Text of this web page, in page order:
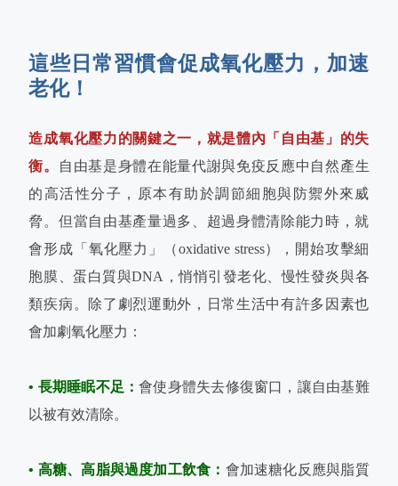
這些日常習慣會促成氧化壓力，加速
老化！
造成氧化壓力的關鍵之一，就是體內「自由基」的失
衡。
自由基是身體在能量代謝與免疫反應中自然產生
的高活性分子，原本有助於調節細胞與防禦外來威
脅。但當自由基產量過多、超過身體清除能力時，就
會形成「氧化壓力」（oxidative stress），開始攻擊細
胞膜、蛋白質與DNA，悄悄引發老化、慢性發炎與各
類疾病。除了劇烈運動外，日常生活中有許多因素也
會加劇氧化壓力：
• 長期睡眠不足：會使身體失去修復窗口，讓自由基難
以被有效清除。
• 高糖、高脂與過度加工飲食： 會加速糖化反應與脂質